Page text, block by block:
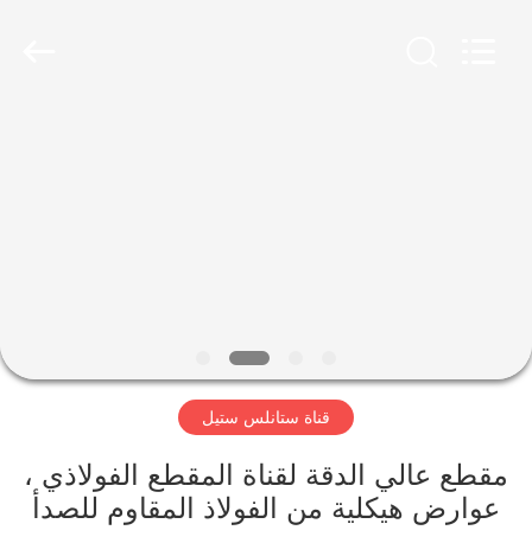
معلومات
عنا
جولة
في
قناة ستانلس ستيل
مقطع عالي الدقة لقناة المقطع الفولاذي ،
عوارض هيكلية من الفولاذ المقاوم للصدأ